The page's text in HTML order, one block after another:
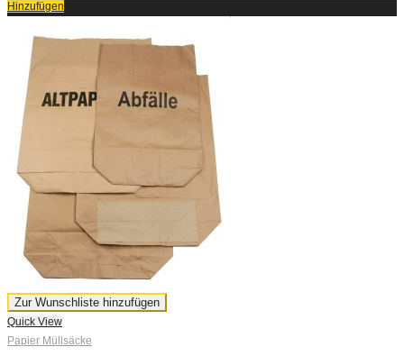
Hinzufügen
Zur Wunschliste hinzufügen
Quick View
Papier Müllsäcke